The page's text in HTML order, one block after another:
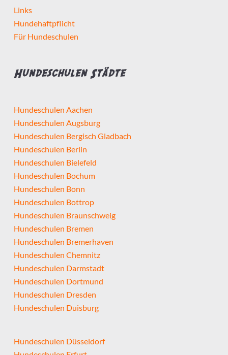
Links
Hundehaftpflicht
Für Hundeschulen
Hundeschulen Städte
Hundeschulen Aachen
Hundeschulen Augsburg
Hundeschulen Bergisch Gladbach
Hundeschulen Berlin
Hundeschulen Bielefeld
Hundeschulen Bochum
Hundeschulen Bonn
Hundeschulen Bottrop
Hundeschulen Braunschweig
Hundeschulen Bremen
Hundeschulen Bremerhaven
Hundeschulen Chemnitz
Hundeschulen Darmstadt
Hundeschulen Dortmund
Hundeschulen Dresden
Hundeschulen Duisburg
Hundeschulen Düsseldorf